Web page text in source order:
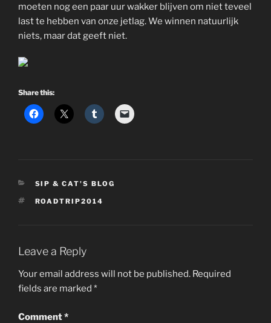
moeten nog een paar uur wakker blijven om niet teveel
last te hebben van onze jetlag. We winnen natuurlijk
niets, maar dat geeft niet.
Share this:
CATEGORIES
SIP & CAT'S BLOG
TAGS
ROADTRIP2014
Leave a Reply
Your email address will not be published. Required
fields are marked *
Comment*